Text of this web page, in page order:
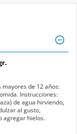
mayores de 12 años:
Instrucciones:
de agua hirviendo,
al gusto,
agregar hielos.